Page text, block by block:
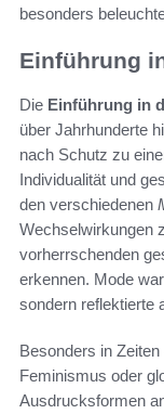
besonders
Einführung
Die Einführung in
über Jahrhunderte
nach Schutz zu
Individualität und
den verschiedenen
Wechselwirkungen
vorherrschenden
erkennen. Mode
sondern reflektierte
Besonders in
Feminismus oder
Ausdrucksformen